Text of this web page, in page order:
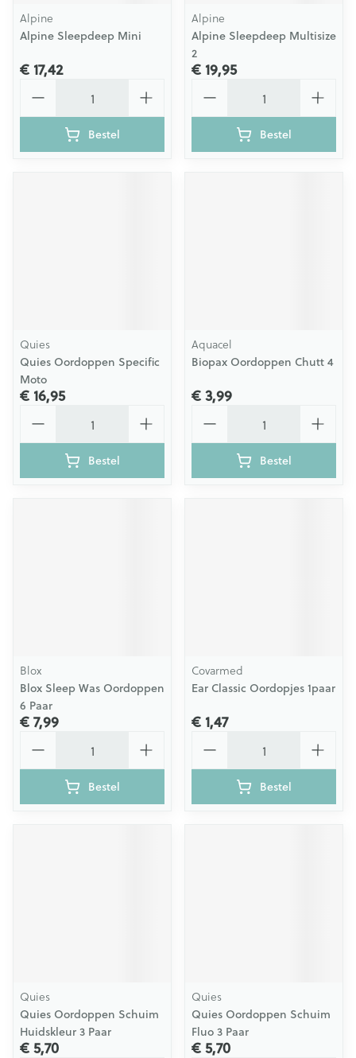
Alpine
Alpine Sleepdeep Mini
€ 17,42
Bestel
Alpine
Alpine Sleepdeep Multisize
2
€ 19,95
Bestel
Quies
Quies Oordoppen Specific
Moto
€ 16,95
Bestel
Aquacel
Biopax Oordoppen Chutt 4
€ 3,99
Bestel
Blox
Blox Sleep Was Oordoppen
6 Paar
€ 7,99
Bestel
Covarmed
Ear Classic Oordopjes 1paar
€ 1,47
Bestel
Quies
Quies Oordoppen Schuim
Huidskleur 3 Paar
€ 5,70
Quies
Quies Oordoppen Schuim
Fluo 3 Paar
€ 5,70